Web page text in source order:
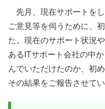
先月、現在サポートを
ご意見等を伺うために、
た。現在のサポート状況
あるITサポート会社の中
んでいただけたのか、初
その結果をご報告させてい